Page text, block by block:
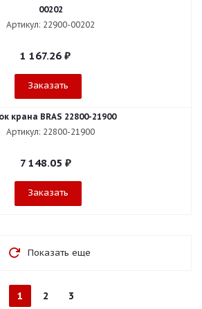
00202
Артикул: 22900-00202
1 167.26 ₽
Заказать
крана BRAS 22800-21900
Артикул: 22800-21900
7 148.05 ₽
Заказать
Показать еще
1 2 3